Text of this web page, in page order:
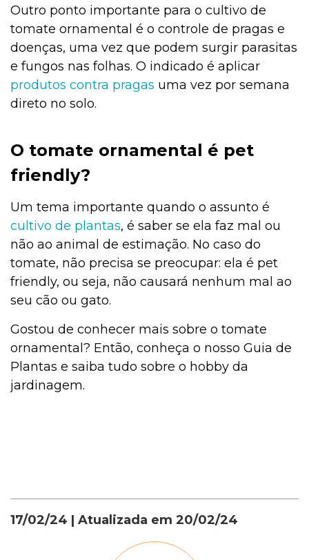
Outro ponto importante para o cultivo de
tomate ornamental é o controle de pragas e
doenças, uma vez que podem surgir parasitas
e fungos nas folhas. O indicado é aplicar
produtos contra pragas uma vez por semana
direto no solo.
O tomate ornamental é pet
friendly?
Um tema importante quando o assunto é
cultivo de plantas, é saber se ela faz mal ou
não ao animal de estimação. No caso do
tomate, não precisa se preocupar: ela é pet
friendly, ou seja, não causará nenhum mal ao
seu cão ou gato.
Gostou de conhecer mais sobre o tomate
ornamental? Então, conheça o nosso Guia de
Plantas e saiba tudo sobre o hobby da
jardinagem.
17/02/24 | Atualizada em 20/02/24